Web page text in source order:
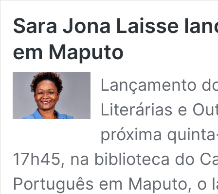
Sara Jona Laisse
em Maputo
Lançamento
Literárias e
próxima
17h45, na biblioteca do
Português em Maputo, o